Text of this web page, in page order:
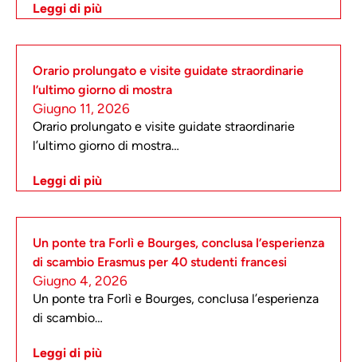
Leggi di più
Orario prolungato e visite guidate straordinarie
l’ultimo giorno di mostra
Giugno 11, 2026
Orario prolungato e visite guidate straordinarie
l’ultimo giorno di mostra…
Leggi di più
Un ponte tra Forlì e Bourges, conclusa l’esperienza
di scambio Erasmus per 40 studenti francesi
Giugno 4, 2026
Un ponte tra Forlì e Bourges, conclusa l’esperienza
di scambio…
Leggi di più